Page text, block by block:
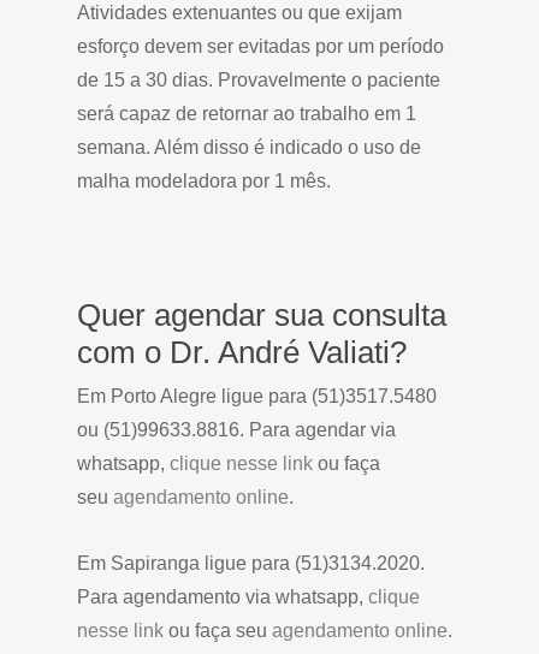
Atividades extenuantes ou que exijam
esforço devem ser evitadas por um período
de 15 a 30 dias. Provavelmente o paciente
será capaz de retornar ao trabalho em 1
semana. Além disso é indicado o uso de
malha modeladora por 1 mês.
Quer agendar sua consulta
com o Dr. André Valiati?
Em Porto Alegre ligue para (51)3517.5480
ou (51)99633.8816. Para agendar via
whatsapp, clique nesse link ou faça
seu agendamento online.
Em Sapiranga ligue para (51)3134.2020.
Para agendamento via whatsapp, clique
nesse link ou faça seu agendamento online.